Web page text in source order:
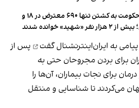
اقرار حکومت به کشتن تنها ۶۹۰ معترض در ۱۸ و
به ایران‌اینترنشنالگفت
پس از
برای بردن مجروحان حتی به
برای نجات بیماران، آن‌ها را
می‌کردند تا شناسایی و منتقل